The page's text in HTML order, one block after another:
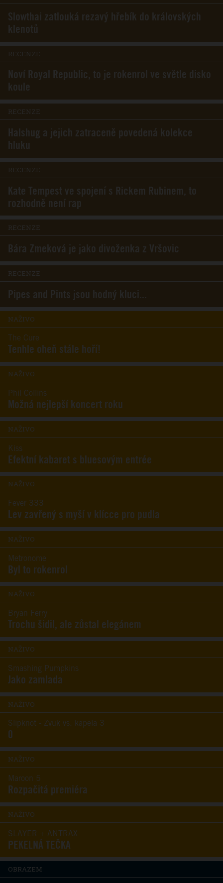
Slowthai zatlouká rezavý hřebík do královských
klenotů
RECENZE
Noví Royal Republic, to je rokenrol ve světle disko
koule
RECENZE
Halshug a jejich zatraceně povedená kolekce
hluku
RECENZE
Kate Tempest ve spojení s Rickem Rubinem, to
rozhodně není rap
RECENZE
Bára Zmeková je jako divoženka z Vršovic
RECENZE
Pipes and Pints jsou hodný kluci...
NAŽIVO
The Cure
Tenhle oheň stále hoří!
NAŽIVO
Phil Collins
Možná nejlepší koncert roku
NAŽIVO
Kiss
Efektní kabaret s bluesovým entrée
NAŽIVO
Fever 333
Lev zavřený s myší v klícce pro pudla
NAŽIVO
Metronome
Byl to rokenrol
NAŽIVO
Bryan Ferry
Trochu šidil, ale zůstal elegánem
NAŽIVO
Smashing Pumpkins
Jako zamlada
NAŽIVO
Slipknot - Zvuk vs. kapela 3
0
NAŽIVO
Maroon 5
Rozpačitá premiéra
NAŽIVO
SLAYER + ANTRAX
PEKELNÁ TEČKA
OBRAZEM